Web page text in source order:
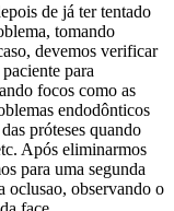
de já ter tentado
tomando
devemos verificar
para
focos como as
endodônticos
próteses quando
Após eliminarmos
para uma segunda
oclusao, observando o